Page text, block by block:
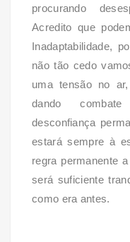
procurando
Acredito que
Inadaptabilidade,
não tão cedo
uma tensão no
dando
desconfiança
estará sempre à
regra permanente
será suficiente
como era antes.